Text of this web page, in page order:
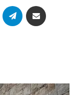
WhatsAppTelegram